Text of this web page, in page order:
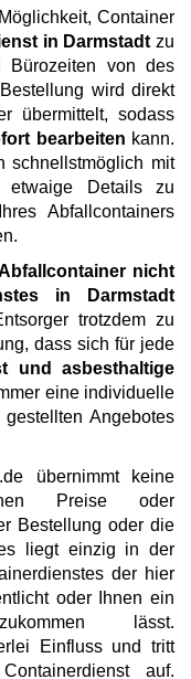
Container
in Darmstadt zu
Bürozeiten von des
wird direkt
übermittelt, sodass
bearbeiten kann.
schnellstmöglich mit
etwaige Details zu
Abfallcontainers
nicht
in Darmstadt
trotzdem zu
dass sich für jede
und asbesthaltige
eine individuelle
Angebotes
übernimmt keine
Preise oder
Bestellung oder die
liegt einzig in der
der hier
oder Ihnen ein
lässt.
Einfluss und tritt
auf.